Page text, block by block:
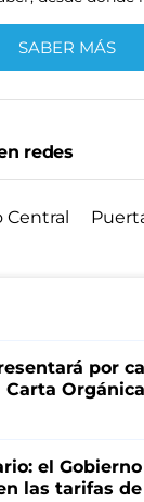
SABER MÁS
redes
Central
por
el
las tarifas